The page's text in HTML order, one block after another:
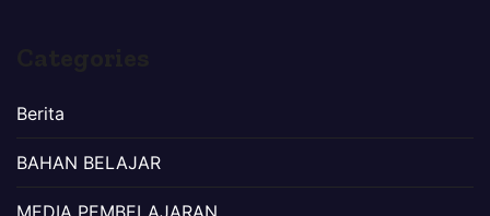
Berita
BAHAN BELAJAR
MEDIA PEMBELAJARAN